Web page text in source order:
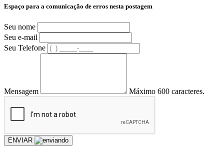
Espaço para a comunicação de erros nesta postagem
Seu nome
Seu e-mail
Seu Telefone
Mensagem Máximo 600 caracteres.
ENVIAR